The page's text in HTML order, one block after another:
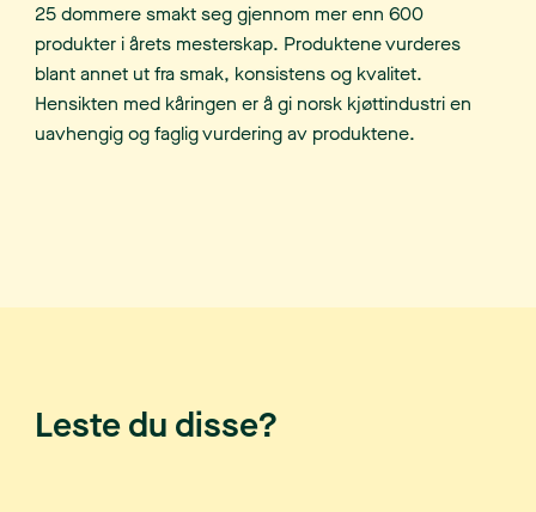
25 dommere smakt seg gjennom mer enn 600
produkter i årets mesterskap. Produktene vurderes
blant annet ut fra smak, konsistens og kvalitet.
Hensikten med kåringen er å gi norsk kjøttindustri en
uavhengig og faglig vurdering av produktene.
Leste du disse?